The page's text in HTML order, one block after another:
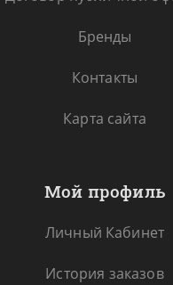
Бренды
Контакты
Карта сайта
Мой профиль
Личный Кабинет
История заказов